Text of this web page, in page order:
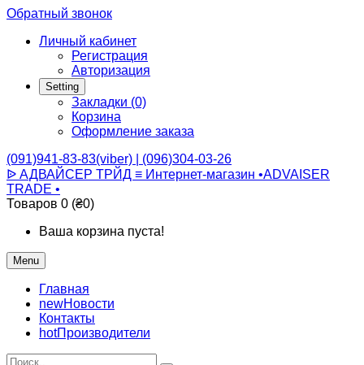
Обратный звонок
Личный кабинет
Регистрация
Авторизация
Setting
Закладки (0)
Корзина
Оформление заказа
(091)941-83-83(viber) | (096)304-03-26
ᐉ АДВАЙСЕР ТРЙД ≡ Интернет-магазин •ADVAISER
TRADE •
Товаров 0 (₴0)
Ваша корзина пуста!
Menu
Главная
newНовости
Контакты
hotПроизводители